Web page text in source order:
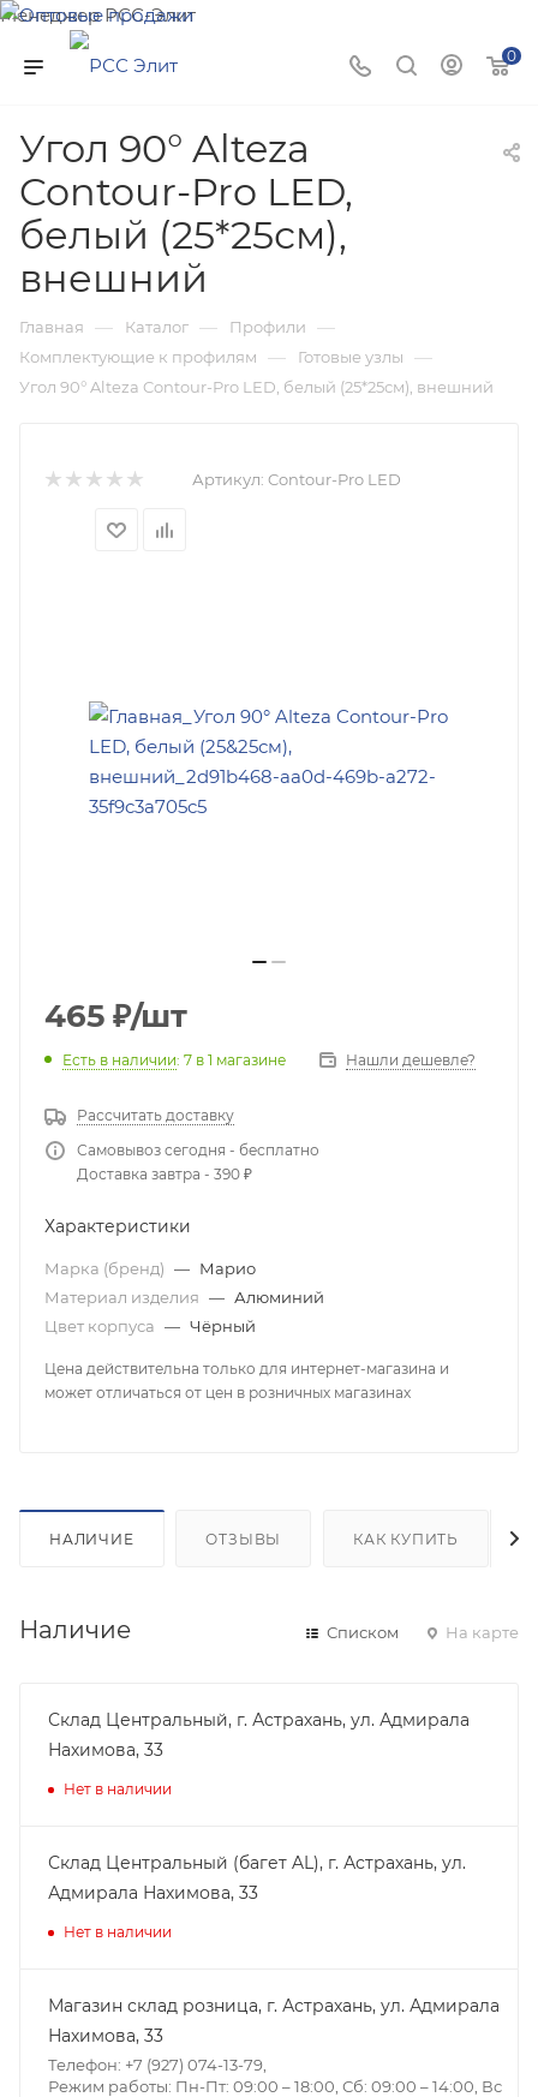
Менеджер РСС-Элит
Напишите нам и мы поможем подобрать товар именно
для Вас!
0
Угол 90° Alteza
Contour-Pro LED,
белый (25*25см),
внешний
Главная — Каталог — Профили —
Комплектующие к профилям — Готовые узлы —
Угол 90° Alteza Contour-Pro LED, белый (25*25см), внешний
Артикул: Contour-Pro LED
465 ₽/шт
Есть в наличии: 7 в 1 магазине Нашли дешевле?
Рассчитать доставку
Самовывоз сегодня - бесплатно
Доставка завтра - 390 ₽
Характеристики
Марка (бренд) — Марио
Материал изделия — Алюминий
Цвет корпуса — Чёрный
Цена действительна только для интернет-магазина и
может отличаться от цен в розничных магазинах
НАЛИЧИЕ ОТЗЫВЫ КАК КУПИТЬ
Наличие Списком На карте
Склад Центральный, г. Астрахань, ул. Адмирала
Нахимова, 33
Нет в наличии
Склад Центральный (багет AL), г. Астрахань, ул.
Адмирала Нахимова, 33
Нет в наличии
Магазин склад розница, г. Астрахань, ул. Адмирала
Нахимова, 33
Телефон: +7 (927) 074-13-79,
Режим работы: Пн-Пт: 09:00 – 18:00, Сб: 09:00 – 14:00, Вс